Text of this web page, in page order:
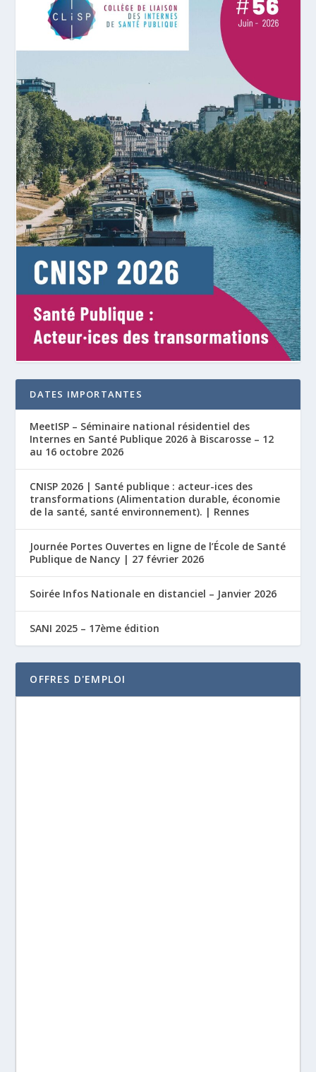
DATES IMPORTANTES
MeetISP – Séminaire national résidentiel des
Internes en Santé Publique 2026 à Biscarosse – 12
au 16 octobre 2026
CNISP 2026 | Santé publique : acteur-ices des
transformations (Alimentation durable, économie
de la santé, santé environnement). | Rennes
Journée Portes Ouvertes en ligne de l’École de Santé
Publique de Nancy | 27 février 2026
Soirée Infos Nationale en distanciel – Janvier 2026
SANI 2025 – 17ème édition
OFFRES D'EMPLOI